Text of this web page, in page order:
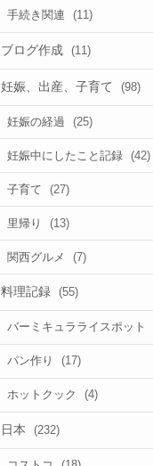
手続き関連 (11)
ブログ作成 (11)
妊娠、出産、子育て (98)
妊娠の経過 (25)
妊娠中にしたこと記録 (42)
子育て (27)
里帰り (13)
関西グルメ (7)
料理記録 (55)
バーミキュラライスポット
パン作り (17)
ホットクック (4)
日本 (232)